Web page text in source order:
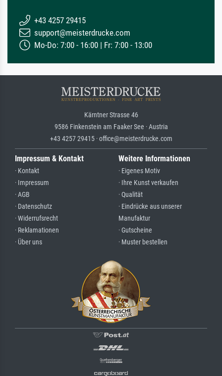
+43 4257 29415
support@meisterdrucke.com
Mo-Do: 7:00 - 16:00 | Fr: 7:00 - 13:00
Kärntner Strasse 46
9586 Finkenstein am Faaker See · Austria
+43 4257 29415 · office@meisterdrucke.com
Impressum & Kontakt
· Kontakt
· Impressum
· AGB
· Datenschutz
· Widerrufsrecht
· Reklamationen
· Über uns
Weitere Informationen
· Eigenes Motiv
· Ihre Kunst verkaufen
· Qualität
· Eindrücke aus unserer
Manufaktur
· Gutscheine
· Muster bestellen